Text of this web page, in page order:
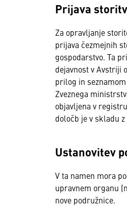
Prijava
Za opravljanje
prijava čezmejnih
gospodarstvo. Ta
dejavnost v Avstriji
prilog in
Zveznega
objavljena v
določb je v skladu
Ustanovitev
V ta namen mora
upravnem organu
nove podružnice.